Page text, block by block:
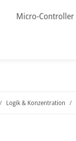
Micro-Controller
Logik & Konzentration